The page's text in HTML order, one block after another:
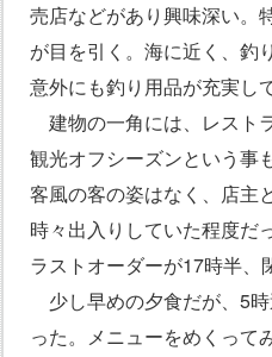
売店などがあり興味深い。
が目を引く。海に近く、釣
意外にも釣り用品が充実し
建物の一角には、レスト
観光オフシーズンという事
客風の客の姿はなく、店主
時々出入りしていた程度だ
ラストオーダーが17時半、
少し早めの夕食だが、5
った。メニューをめくって